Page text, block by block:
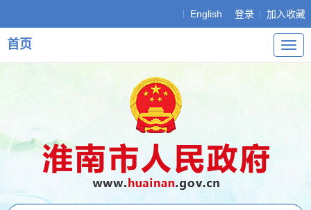
English 登录 加入收藏
导
航
首页